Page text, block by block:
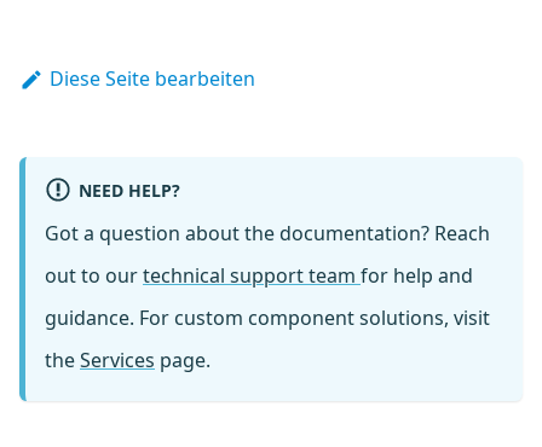
Diese Seite bearbeiten
NEED HELP?
Got a question about the documentation? Reach
out to ourtechnical support team for help and
guidance. For custom component solutions, visit
theServices page.